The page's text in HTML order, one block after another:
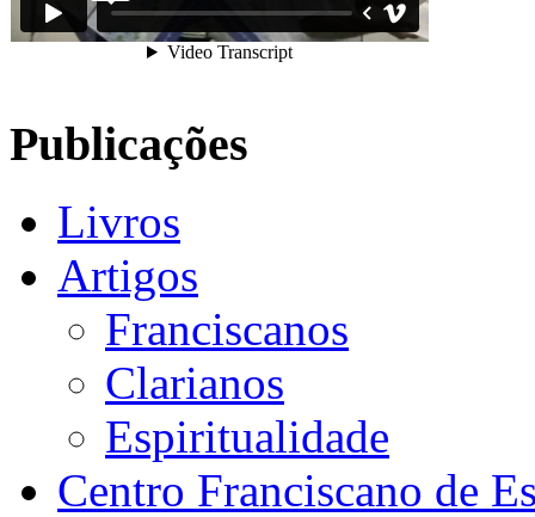
Publicações
Livros
Artigos
Franciscanos
Clarianos
Espiritualidade
Centro Franciscano de